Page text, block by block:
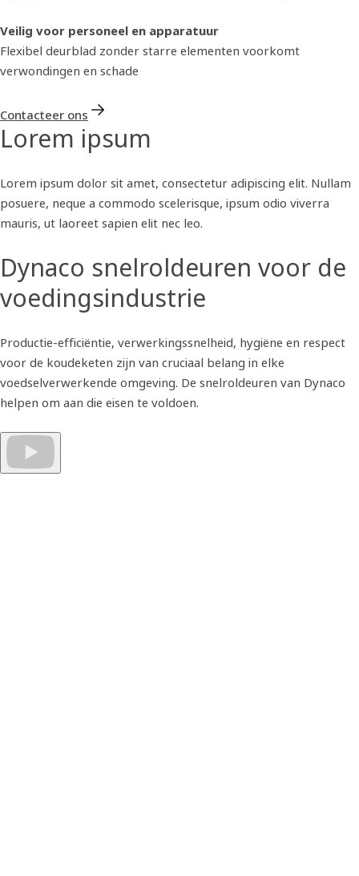
Veilig voor personeel en apparatuur
Flexibel deurblad zonder starre elementen voorkomt
verwondingen en schade
Contacteer ons
Lorem ipsum
Lorem ipsum dolor sit amet, consectetur adipiscing elit. Nullam
posuere, neque a commodo scelerisque, ipsum odio viverra
mauris, ut laoreet sapien elit nec leo.
Dynaco snelroldeuren voor de
voedingsindustrie
Productie-efficiëntie, verwerkingssnelheid, hygiëne en respect
voor de koudeketen zijn van cruciaal belang in elke
voedselverwerkende omgeving. De snelroldeuren van Dynaco
helpen om aan die eisen te voldoen.